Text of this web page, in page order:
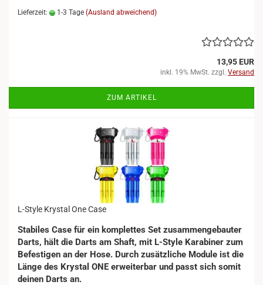
Lieferzeit: 1-3 Tage (Ausland abweichend)
13,95 EUR
inkl. 19% MwSt. zzgl. Versand
ZUM ARTIKEL
L-Style Krystal One Case
Stabiles Case für ein komplettes Set zusammengebauter
Darts, hält die Darts am Shaft, mit L-Style Karabiner zum
Befestigen an der Hose. Durch zusätzliche Module ist die
Länge des Krystal ONE erweiterbar und passt sich somit
deinen Darts an.